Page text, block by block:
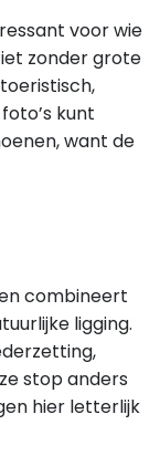
voor wie
zonder grote
kunt
want de
combineert
ligging.
stop anders
hier letterlijk